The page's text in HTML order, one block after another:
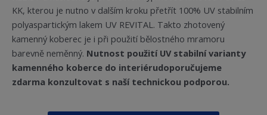
KK, kterou je nutno v dalším kroku přetřít 100% UV stabilním
polyaspartickým lakem UV REVITAL. Takto zhotovený
kamenný koberec je i při použití bělostného mramoru
barevně neměnný. Nutnost použití UV stabilní varianty
kamenného koberce do interiérudoporučujeme
zdarma konzultovat s naší technickou podporou.